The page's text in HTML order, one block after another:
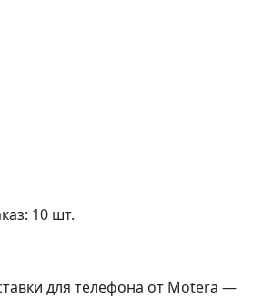
10 шт.
для телефона от Motera —